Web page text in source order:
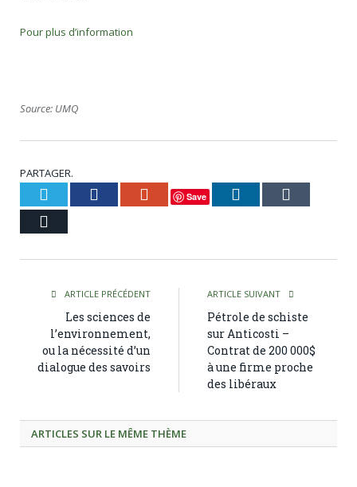
Pour plus d’information
Source: UMQ
PARTAGER.
Twitter Facebook Google+
Save LinkedIn
ARTICLE PRÉCÉDENT
Les sciences de
l’environnement,
ou la nécessité d’un
dialogue des savoirs
ARTICLE SUIVANT
Pétrole de schiste
sur Anticosti –
Contrat de 200 000$
à une firme proche
des libéraux
ARTICLES SUR LE MÊME THÈME